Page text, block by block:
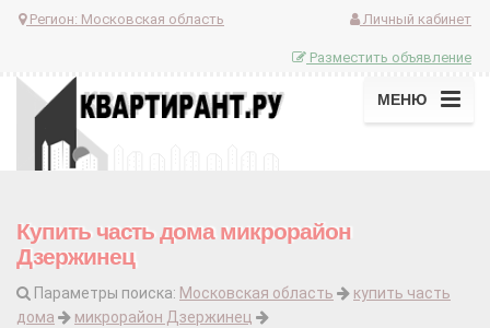
Регион: Московская область Личный кабинет
Разместить объявление
МЕНЮ
Купить часть дома микрорайон
Дзержинец
Параметры поиска: Московская область
купить часть
дома
микрорайон Дзержинец